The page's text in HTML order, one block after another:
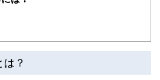
年金や税金、相続、保険、ローンなどの話
信している点です。
？